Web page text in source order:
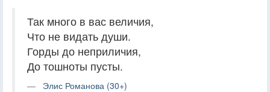
Так много в вас величия,
Что не видать души.
Горды до неприличия,
До тошноты пусты.
Элис Романова (30+)